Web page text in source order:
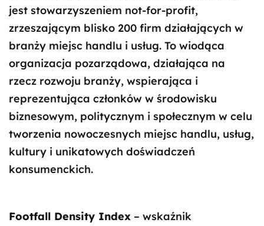
jest stowarzyszeniem not-for-profit,
zrzeszającym blisko 200 firm działających w
branży miejsc handlu i usług. To wiodąca
organizacja pozarządowa, działająca na
rzecz rozwoju branży, wspierająca i
reprezentująca członków w środowisku
biznesowym, politycznym i społecznym w celu
tworzenia nowoczesnych miejsc handlu, usług,
kultury i unikatowych doświadczeń
konsumenckich.
Footfall Density Index – wskaźnik